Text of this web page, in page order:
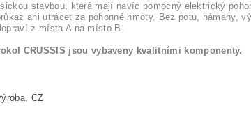
stavbou, která mají navíc pomocný elektrický
ani utrácet za pohonné hmoty. Bez potu, námahy,
z místa A na místo B.
CRUSSIS jsou vybaveny kvalitními komponenty.
CZ